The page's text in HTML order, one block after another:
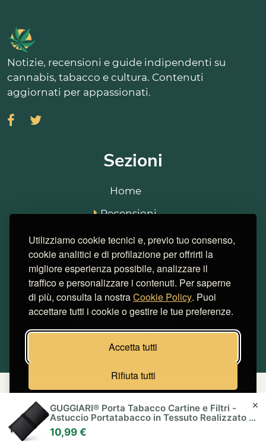
Utilizziamo cookie tecnici e, previo tuo consenso,
cookie analitici e di profilazione per offrirti la
migliore esperienza possibile, analizzare il
traffico e personalizzare i contenuti. Per saperne
di più, consulta la nostraCookie Policy. Puoi
accettare tutti i cookie o gestire le tue preferenze.
Accetta tutti
Rifiuta tutti
Gestisci preferenze
Notizie, recensioni e guide indipendenti su
cannabis, tabacco e cultura. Contenuti
aggiornati per appassionati.
Sezioni
Home
Recensioni
Strains
Notizie
Consigli
Cookie
© SmokeStyle 2026 | Tutti i diritti riservati
GUGGIARI® Porta Tabacco Cartine e Filtri -
Astuccio Portatabacco in Tessuto Realizzato a
Mano - Porta Tabacco Donna/Uomo (Pindot -
Black)
10,99 €
✕